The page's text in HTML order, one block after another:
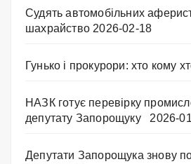
Судять автомобільних
шахрайство 2026-02-18
Гунько і прокурори: хто кому
НАЗК готує перевірку
депутату Запорощуку
2026-
Депутати Запорощука знову